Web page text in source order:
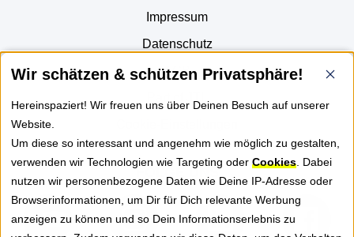
Wir schätzen & schützen Privatsphäre!
Hereinspaziert! Wir freuen uns über Deinen Besuch auf unserer
Website.
Um diese so interessant und angenehm wie möglich zu gestalten,
verwenden wir Technologien wie Targeting oder Cookies . Dabei
nutzen wir personenbezogene Daten wie Deine IP-Adresse oder
Browserinformationen, um Dir für Dich relevante Werbung
anzeigen zu können und so Dein Informationserlebnis zu
Impressum
Datenschutz
AGB
FOLGE UNS